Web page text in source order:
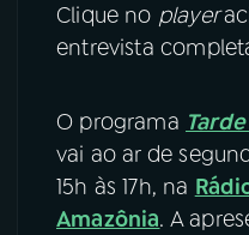
Clique no player
entrevista
O programa
vai ao ar de
15h às 17h, na
Amazônia. A